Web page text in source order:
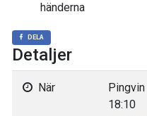
händerna
DELA
Detaljer
När
18:10